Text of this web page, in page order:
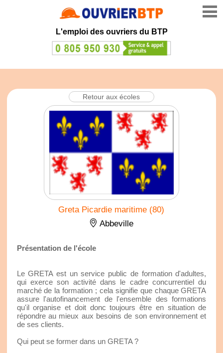
L'emploi des ouvriers du BTP
Retour aux écoles
Greta Picardie maritime (80)
Abbeville
Présentation de l'école
Le GRETA est un service public de formation d'adultes,
qui exerce son activité dans le cadre concurrentiel du
marché de la formation ; cela signifie que chaque GRETA
assure l'autofinancement de l'ensemble des formations
qu'il organise et doit donc toujours être en situation de
répondre au mieux aux besoins de son environnement et
de ses clients.
Qui peut se former dans un GRETA ?